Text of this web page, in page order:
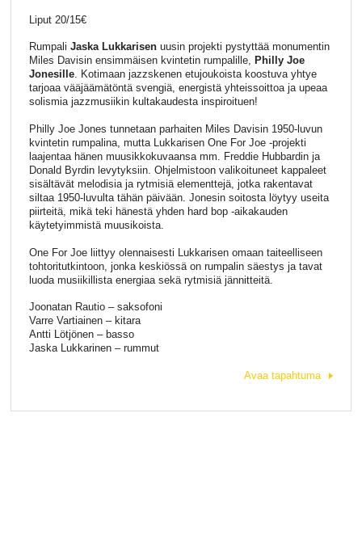
Liput 20/15€
Rumpali Jaska Lukkarisenuusin projekti pystyttää monumentin
Miles Davisin ensimmäisen kvintetin rumpalille, Philly Joe
Jonesille. Kotimaan jazzskenen etujoukoista koostuva yhtye
tarjoaa vääjäämätöntä svengiä, energistä yhteissoittoa ja upeaa
solismia jazzmusiikin kultakaudesta inspiroituen!
Philly Joe Jones tunnetaan parhaiten Miles Davisin 1950-luvun
kvintetin rumpalina, mutta Lukkarisen One For Joe -projekti
laajentaa hänen muusikkokuvaansa mm. Freddie Hubbardin ja
Donald Byrdin levytyksiin. Ohjelmistoon valikoituneet kappaleet
sisältävät melodisia ja rytmisiä elementtejä, jotka rakentavat
siltaa 1950-luvulta tähän päivään. Jonesin soitosta löytyy useita
piirteitä, mikä teki hänestä yhden hard bop -aikakauden
käytetyimmistä muusikoista.
One For Joe liittyy olennaisesti Lukkarisen omaan taiteelliseen
tohtoritutkintoon, jonka keskiössä on rumpalin säestys ja tavat
luoda musiikillista energiaa sekä rytmisiä jännitteitä.
Joonatan Rautio – saksofoni
Varre Vartiainen – kitara
Antti Lötjönen – basso
Jaska Lukkarinen – rummut
Avaa tapahtuma